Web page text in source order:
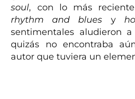
soul, con lo más
rhythm and blues y
sentimentales aludieron
quizás no encontraba
autor que tuviera un